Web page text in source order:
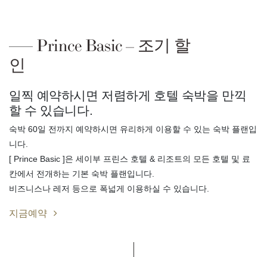
Prince Basic – 조기 할
인
일찍 예약하시면 저렴하게 호텔 숙박을 만끽
할 수 있습니다.
숙박 60일 전까지 예약하시면 유리하게 이용할 수 있는 숙박 플랜입
니다.
[ Prince Basic ]은 세이부 프린스 호텔 & 리조트의 모든 호텔 및 료
칸에서 전개하는 기본 숙박 플랜입니다.
비즈니스나 레저 등으로 폭넓게 이용하실 수 있습니다.
지금예약